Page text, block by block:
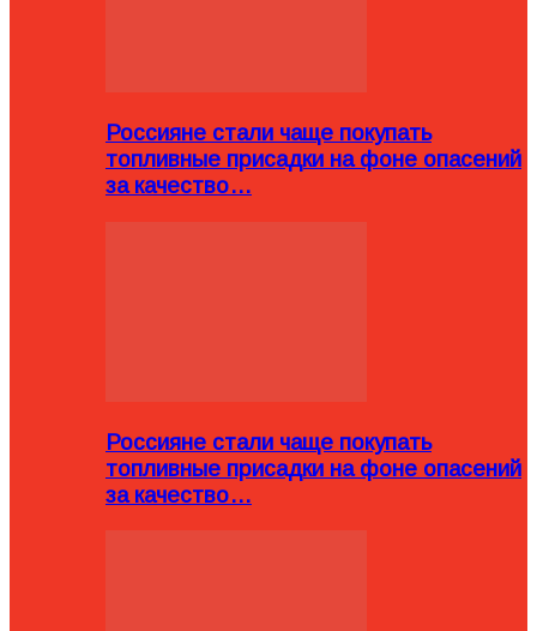
Россияне стали чаще покупать
топливные присадки на фоне опасений
за качество…
Россияне стали чаще покупать
топливные присадки на фоне опасений
за качество…